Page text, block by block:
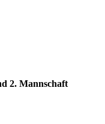
2. Mannschaft